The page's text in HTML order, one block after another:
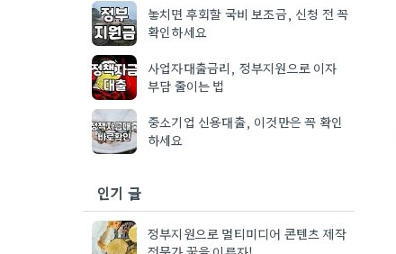
놓치면 후회할 국비 보조금, 신청 전 꼭
확인하세요
사업자대출금리, 정부지원으로 이자
부담 줄이는 법
중소기업 신용대출, 이것만은 꼭 확인
하세요
인기 글
정부지원으로 멀티미디어 콘텐츠 제작